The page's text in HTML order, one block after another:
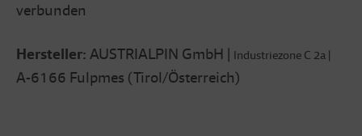
verbunden
Hersteller: AUSTRIALPIN GmbH | Industriezone C 2a |
A-6166 Fulpmes (Tirol/Österreich)